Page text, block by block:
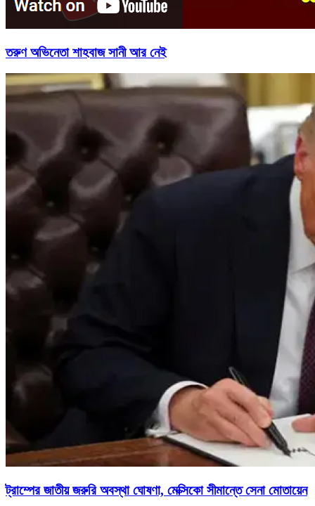
তরুণ অভিনেতা শাহবাজ সানী আর নেই
ট্রাম্পের জাতীয় জরুরি অবস্থা ঘোষণা, মেক্সিকো সীমান্তে সেনা মোতায়েন